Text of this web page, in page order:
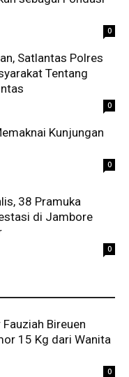
0
Satlantas Polres
Tentang
0
Kunjungan
0
38 Pramuka
di Jambore
0
Bireuen
15 Kg dari Wanita
0